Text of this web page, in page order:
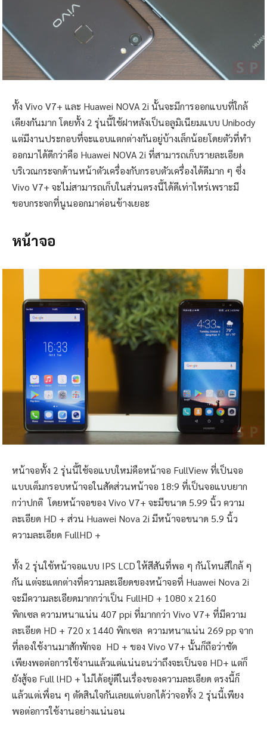
ทั้ง Vivo V7+ และ Huawei NOVA 2i นั้นจะมีการออกแบบที่ใกล้
เคียงกันมาก โดยทั้ง 2 รุ่นนี้ใช้ฝาหลังเป็นอลูมิเนียมแบบ Unibody
แต่มีงานประกอบที่จะแอบแตกต่างกันอยู่บ้างเล็กน้อยโดยตัวที่ทำ
ออกมาได้ดีกว่าคือ Huawei NOVA 2i ที่สามารถเก็บรายละเอียด
บริเวณกระจกด้านหน้าตัวเครื่องกับกรอบตัวเครื่องได้ดีมาก ๆ ซึ่ง
Vivo V7+ จะไม่สามารถเก็บในส่วนตรงนี้ได้ดีเท่าไหร่เพราะมี
ขอบกระจกที่นูนออกมาค่อนข้างเยอะ
หน้าจอ
หน้าจอทั้ง 2 รุ่นนี้ใช้จอแบบใหม่คือหน้าจอ FullView ที่เป็นจอ
แบบเต็มกรอบหน้าจอในสัดส่วนหน้าจอ 18:9 ที่เป็นจอแบบยาก
กว่าปกติ โดยหน้าจอของ Vivo V7+ จะมีขนาด 5.99 นิ้ว ความ
ละเอียด HD + ส่วน Huawei Nova 2i มีหน้าจอขนาด 5.9 นิ้ว
ความละเอียด FullHD +
ทั้ง 2 รุ่นใช้หน้าจอแบบ IPS LCD ให้สีสันที่พอ ๆ กันโทนสีใกล้ ๆ
กัน แต่จะแตกต่างที่ความละเอียดของหน้าจอที่ Huawei Nova 2i
จะมีความละเอียดมากกว่าเป็น FullHD + 1080 x 2160
พิกเซล ความหนาแน่น 407 ppi ที่มากกว่า Vivo V7+ ที่มีความ
ละเอียด HD + 720 x 1440 พิกเซล ความหนาแน่น 269 pp จาก
ที่ลองใช้งานมาสักพักจอ HD + ของ Vivo V7+ นั้นก็ถือว่าชัด
เพียงพอต่อการใช้งานแล้วแต่แน่นอนว่าถึงจะเป็นจอ HD+ แต่ก็
ยังสู้จอ Full lHD + ไม่ได้อยู่ดีในเรื่องของความละเอียด ตรงนี้ก็
แล้วแต่เพื่อน ๆ ตัดสินใจกันเลยแต่บอกได้ว่าจอทั้ง 2 รุ่นนี้เพียง
พอต่อการใช้งานอย่างแน่นอน